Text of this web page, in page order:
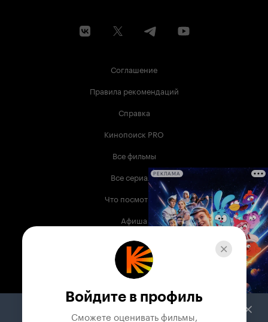
Соглашение
Правила рекомендаций
Справка
Кинопоиск PRO
Все фильмы
Все сериалы
Что посмотреть
Афиша
Музыка
Телепрограмма
Служба поддержки
РЕКЛАМА
Войдите в профиль
Сможете оценивать фильмы,